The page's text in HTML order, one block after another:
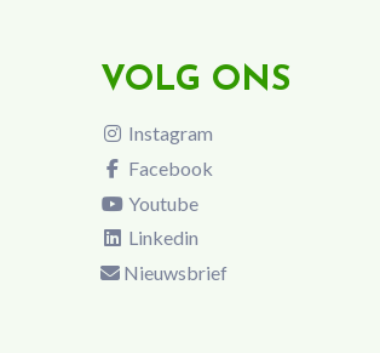
VOLG ONS
Instagram
Facebook
Youtube
Linkedin
Nieuwsbrief